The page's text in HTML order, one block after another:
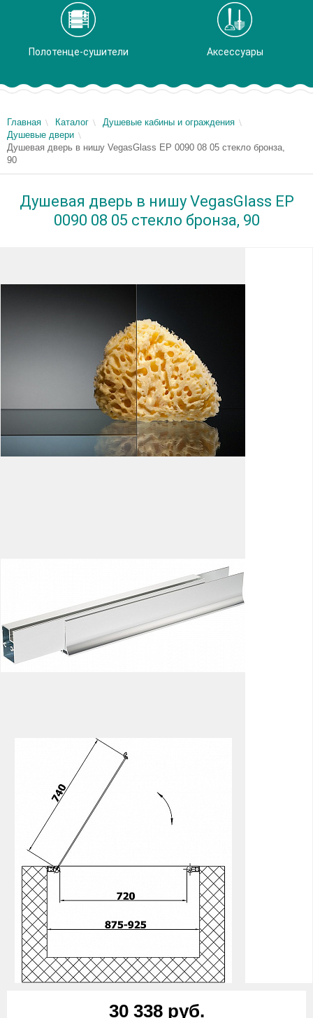
Полотенце-сушители Аксессуары
Главная Каталог
Душевые кабины и ограждения
Душевые двери
Душевая дверь в нишу VegasGlass EP 0090 08 05 стекло бронза,
90
Душевая дверь в нишу VegasGlass EP
0090 08 05 стекло бронза, 90
30 338 руб.